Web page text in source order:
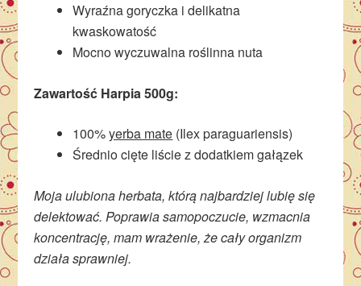
Wyraźna goryczka i delikatna
kwaskowatość
Mocno wyczuwalna roślinna nuta
Zawartość Harpia 500g:
100%yerba mate (Ilex paraguariensis)
Średnio cięte liście z dodatkiem gałązek
Moja ulubiona herbata, którą najbardziej lubię się
delektować. Poprawia samopoczucie, wzmacnia
koncentrację, mam wrażenie, że cały organizm
działa sprawniej.